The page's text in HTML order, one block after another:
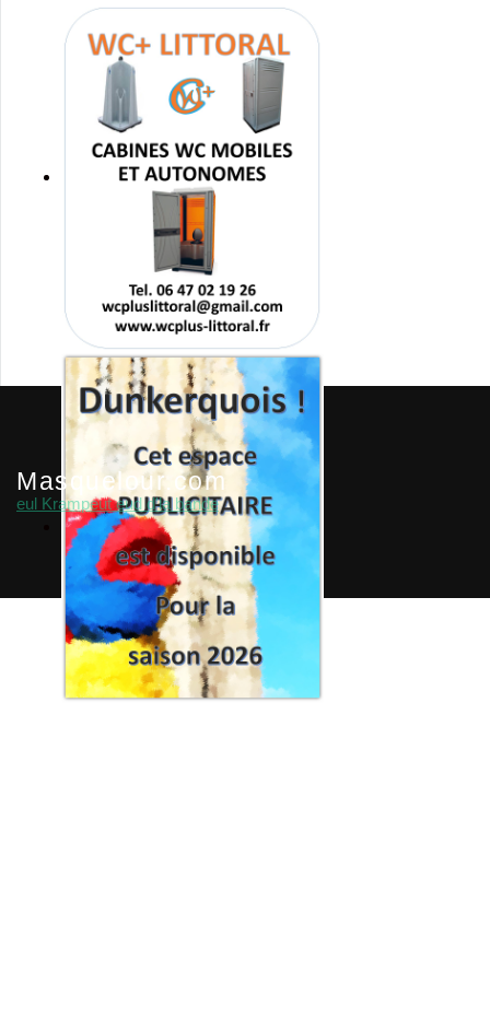
Masquelour.com
eul Krampeut eud d'la bande